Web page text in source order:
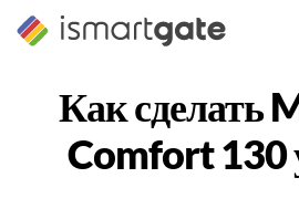
Перейти
Как сделать
Comfort 130